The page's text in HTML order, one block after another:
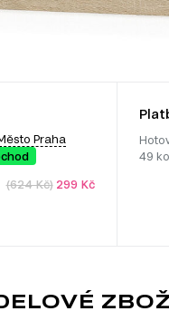
Praha
(624 Kč)299 Kč
49